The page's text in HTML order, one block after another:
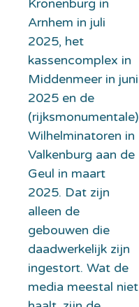
Kronenburg in
Arnhem in juli
2025, het
kassencomplex in
Middenmeer in juni
2025 en de
(rijksmonumentale)
Wilhelminatoren in
Valkenburg aan de
Geul in maart
2025. Dat zijn
alleen de
gebouwen die
daadwerkelijk zijn
ingestort. Wat de
media meestal niet